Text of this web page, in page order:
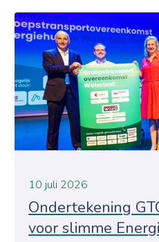
10 juli 2026
Ondertekening
voor slimme